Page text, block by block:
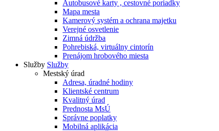
Autobusové karty , cestovné poriadky
Mapa mesta
Kamerový systém a ochrana majetku
Verejné osvetlenie
Zimná údržba
Pohrebiská, virtuálny cintorín
Prenájom hrobového miesta
Služby Služby
Mestský úrad
Adresa, úradné hodiny
Klientské centrum
Kvalitný úrad
Prednosta MsÚ
Správne poplatky
Mobilná aplikácia